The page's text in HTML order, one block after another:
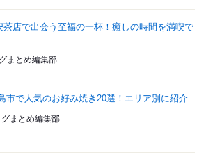
茶店で出会う至福の一杯！癒しの時間を満喫で
まとめ編集部
市で人気のお好み焼き20選！エリア別に紹介
まとめ編集部